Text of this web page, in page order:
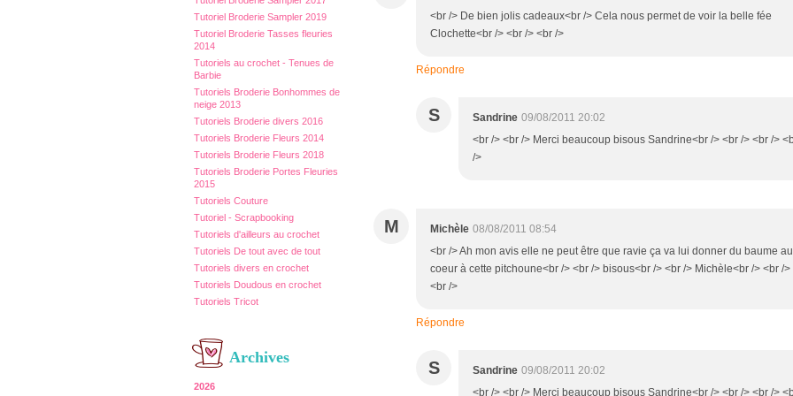
Tutoriel Broderie Sampler 2019
Tutoriel Broderie Tasses fleuries
2014
Tutoriels au crochet - Tenues de
Barbie
Tutoriels Broderie Bonhommes de
neige 2013
Tutoriels Broderie divers 2016
Tutoriels Broderie Fleurs 2014
Tutoriels Broderie Fleurs 2018
Tutoriels Broderie Portes Fleuries
2015
Tutoriels Couture
Tutoriel - Scrapbooking
Tutoriels d'ailleurs au crochet
Tutoriels De tout avec de tout
Tutoriels divers en crochet
Tutoriels Doudous en crochet
Tutoriels Tricot
Archives
2026
<br /> De bien jolis cadeaux<br /> Cela nous permet de voir la belle fée
Clochette<br /> <br /> <br />
Répondre
S Sandrine 09/08/2011 20:02
<br /> <br /> Merci beaucoup bisous Sandrine<br /> <br /> <br />
/>
M Michèle 08/08/2011 08:54
<br /> Ah mon avis elle ne peut être que ravie ça va lui donner du baume au
coeur à cette pitchoune<br /> <br /> bisous<br /> <br /> Michèle<br /> <br />
<br />
Répondre
S Sandrine 09/08/2011 20:02
<br /> <br /> Merci beaucoup bisous Sandrine<br /> <br /> <br />